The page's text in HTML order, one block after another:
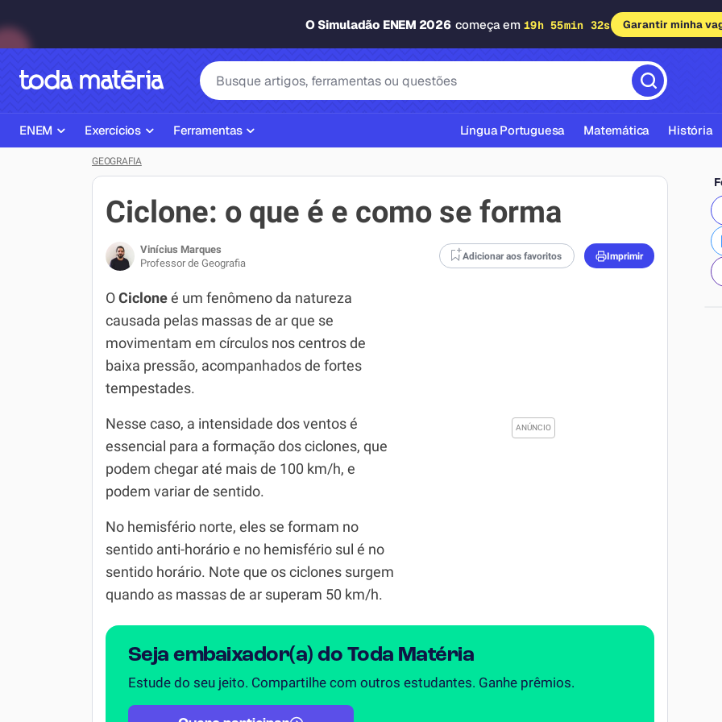
O Simuladão ENEM 2026 começa em 19h 55min 32s Garantir minha
ENEM
Página Inicial ENEM
Plano de Estudos
Corretor de Redação
Exercícios ENEM
Simulados ENEM
Simulador SiSU
Exercícios
ENEM
Matemática
História
Biologia
Inglês
Geografia
Física
Química
Todos os Exercícios
Ferramentas
Gerador Referências Bibliográficas ABNT
Língua Portuguesa Matemática História
GEOGRAFIA
Ciclone: o que é e como se forma
Vinícius Marques
Professor de Geografia
Adicionar aos favoritos Imprimir
O Ciclone é um fenômeno da natureza
causada pelas massas de ar que se
movimentam em círculos nos centros de
baixa pressão, acompanhados de fortes
tempestades.
Nesse caso, a intensidade dos ventos é
essencial para a formação dos ciclones, que
podem chegar até mais de 100 km/h, e
podem variar de sentido.
No hemisfério norte, eles se formam no
sentido anti-horário e no hemisfério sul é no
sentido horário. Note que os ciclones surgem
quando as massas de ar superam 50 km/h.
Seja embaixador(a) do Toda Matéria
Estude do seu jeito. Compartilhe com outros estudantes. Ganhe prêmios.